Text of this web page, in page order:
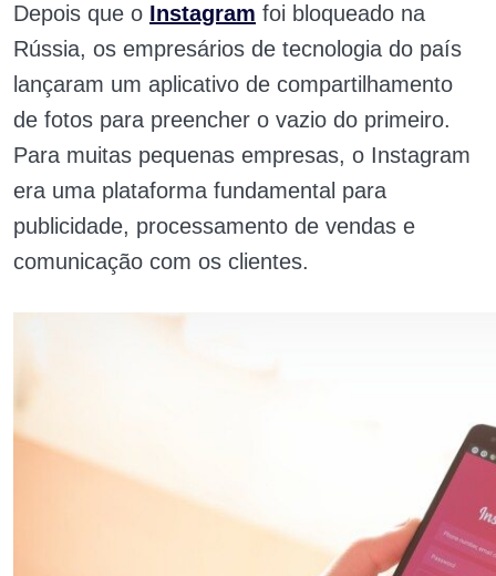
Depois que o Instagram foi bloqueado na
Rússia, os empresários de tecnologia do país
lançaram um aplicativo de compartilhamento
de fotos para preencher o vazio do primeiro.
Para muitas pequenas empresas, o Instagram
era uma plataforma fundamental para
publicidade, processamento de vendas e
comunicação com os clientes.